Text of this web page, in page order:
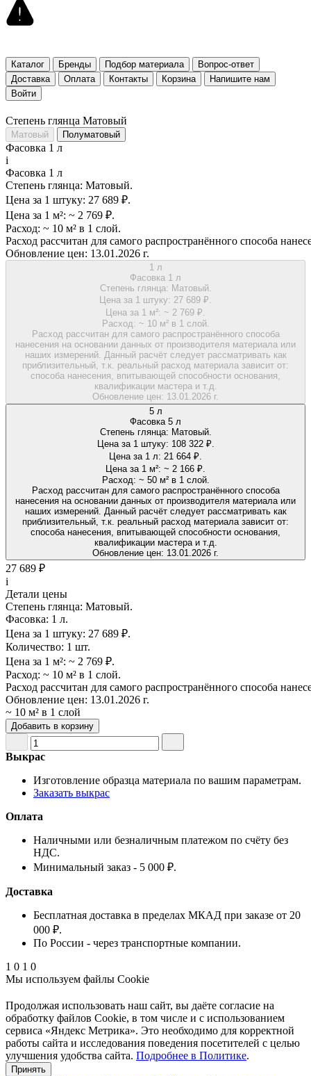
Каталог Бренды Подбор материала
Вопрос-ответ
Доставка
Оплата Контакты Корзина
Напишите нам
Войти
Степень глянца Матовый
Матовый Полуматовый
Фасовка 1 л
i
Фасовка 1 л
Степень глянца: Матовый.
Цена за 1 штуку: 27 689 ₽.
Цена за 1 м²: ~ 2 769 ₽.
Расход: ~ 10 м² в 1 слой.
Расход рассчитан для самого распространённого способа
Обновление цен: 13.01.2026 г.
1 л
Фасовка 1 л
Степень глянца: Матовый.
Цена за 1 штуку: 27 689 ₽.
Цена за 1 м²: ~ 2 769 ₽.
Расход: ~ 10 м² в 1 слой.
Расход рассчитан для самого распространённого способа
нанесения на основании данных от производителя материала или
наших измерений. Данный расчёт следует рассматривать как
приблизительный, т.к. реальный расход материала зависит от:
способа нанесения, впитывающей способности основания,
квалификации мастера и т.д.
Обновление цен: 13.01.2026 г.
5 л
Фасовка 5 л
Степень глянца: Матовый.
Цена за 1 штуку: 108 322 ₽.
Цена за 1 л: 21 664 ₽.
Цена за 1 м²: ~ 2 166 ₽.
Расход: ~ 50 м² в 1 слой.
Расход рассчитан для самого распространённого способа
нанесения на основании данных от производителя материала или
наших измерений. Данный расчёт следует рассматривать как
приблизительный, т.к. реальный расход материала зависит от:
способа нанесения, впитывающей способности основания,
квалификации мастера и т.д.
Обновление цен: 13.01.2026 г.
27 689 ₽
i
Детали цены
Степень глянца: Матовый.
Фасовка: 1 л.
Цена за 1 штуку: 27 689 ₽.
Количество: 1 шт.
Цена за 1 м²: ~ 2 769 ₽.
Расход: ~ 10 м² в 1 слой.
Расход рассчитан для самого распространённого способа
Обновление цен: 13.01.2026 г.
~ 10 м² в 1 слой
Добавить в корзину
Выкрас
Изготовление образца материала по вашим параметрам.
Заказать выкрас
Оплата
Наличными или безналичным платежом по счёту без
НДС.
Минимальный заказ - 5 000 ₽.
Доставка
Бесплатная доставка в пределах МКАД при заказе от 20
000 ₽.
По России - через транспортные компании.
1 0 1 0
Мы используем файлы Cookie
Продолжая использовать наш cайт, вы даёте согласие на
обработку файлов Cookie, в том числе и с использованием
сервиса «Яндекс Метрика». Это необходимо для корректной
работы сайта и исследования поведения посетителей с целью
улучшения удобства сайта. Подробнее в Политике.
Принять